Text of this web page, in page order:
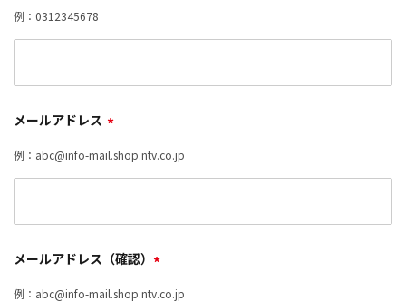
例：0312345678
メールアドレス *
例：abc@info-mail.shop.ntv.co.jp
メールアドレス（確認） *
例：abc@info-mail.shop.ntv.co.jp